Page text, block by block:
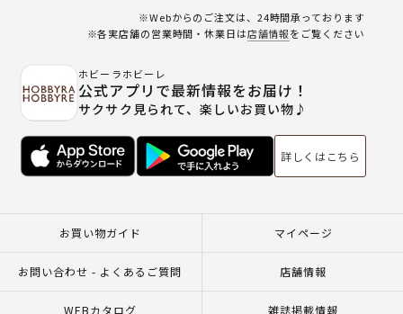
※Webからのご注文は、24時間承っております
※各実店舗の営業時間・休業日は店舗情報をご覧ください
ホビーラホビーレ
公式アプリで最新情報をお届け！
サクサク見られて、楽しいお買い物♪
詳しくはこちら
お買い物ガイド マイページ
お問い合わせ - よくあるご質問 店舗情報
WEBカタログ 雑誌掲載情報